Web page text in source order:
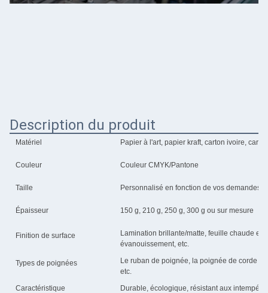
Description du produit
Matériel Papier à l'art, papier kraft, carton ivoire,
Couleur Couleur CMYK/Pantone
Taille Personnalisé en fonction de vos demandes
Épaisseur 150 g, 210 g, 250 g, 300 g ou sur mesure
Finition de surface
Lamination brillante/matte, feuille chaude
évanouissement, etc.
Types de poignées
Le ruban de poignée, la poignée de corde
etc.
Caractéristique
Durable, écologique, résistant aux